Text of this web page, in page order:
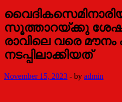
സൂത്താറയ്ക്കു ശേഷം
രാവിലെ വരെ മൗനം
നടപ്പിലാക്കിയത്
November 15, 2023 - by admin